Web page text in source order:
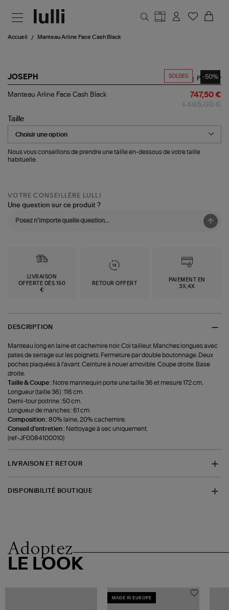
Accueil Manteau Arline Face Cash Black
SOLDES -50%
JOSEPH
Manteau
Cash
Black
Partager
Manteau Arline Face Cash Black 747,50 €
Taille
Nous vous conseillons de prendre une taille en-dessous de votre taille
habituelle.
VOTRE CONSEILLÈRE LULLI
Une question sur ce produit ?
LIVRAISON
OFFERTE DÈS 150
€
RETOUR OFFERT
PAIEMENT EN
3X,4X
DESCRIPTION
Manteau long en laine et cachemire noir. Col tailleur. Manches longues avec
pates de serrage sur les poignets. Fermeture par double boutonnage. Deux
poches plaquées à l'avant. Ceinture à nouer amovible. Coupe droite. Base
droite.
Taille & Coupe : Notre mannequin porte une taille 36 et mesure 172 cm.
Longueur (taille 36) : 116 cm.
Demi-tour poitrine : 50 cm.
Longueur de manches : 61 cm.
Composition :80% laine, 20% cachemire.
Conseil d'entretien : Nettoyage à sec uniquement.
(ref-JF0084100010)
LIVRAISON ET RETOUR
DISPONIBILITÉ BOUTIQUE
Adoptez
LE LOOK
MADE IN EUROPE